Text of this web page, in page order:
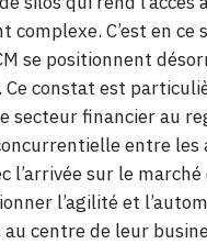
C’est en ce
se positionnent
Ce constat est
secteur financier au
entre les
l’arrivée sur le
l’agilité et
centre de leur